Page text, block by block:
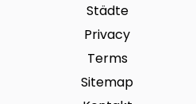
Städte
Privacy
Terms
Sitemap